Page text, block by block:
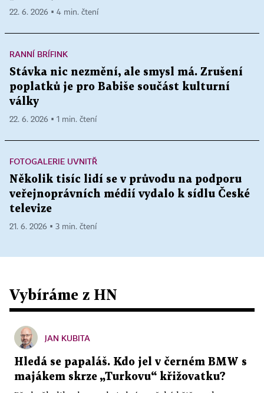
22. 6. 2026 ▪ 4 min. čtení
RANNÍ BRÍFINK
Stávka nic nezmění, ale smysl má. Zrušení
poplatků je pro Babiše součást kulturní
války
22. 6. 2026 ▪ 1 min. čtení
FOTOGALERIE UVNITŘ
Několik tisíc lidí se v průvodu na podporu
veřejnoprávních médií vydalo k sídlu České
televize
21. 6. 2026 ▪ 3 min. čtení
Vybíráme z HN
JAN KUBITA
Hledá se papaláš. Kdo jel v černém BMW s
majákem skrze „Turkovu“ křižovatku?